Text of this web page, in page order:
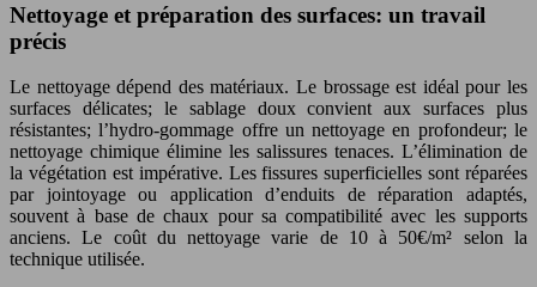
Nettoyage et préparation des surfaces: un travail
précis
Le nettoyage dépend des matériaux. Le brossage est idéal pour les
surfaces délicates; le sablage doux convient aux surfaces plus
résistantes; l’hydro-gommage offre un nettoyage en profondeur; le
nettoyage chimique élimine les salissures tenaces. L’élimination de
la végétation est impérative. Les fissures superficielles sont réparées
par jointoyage ou application d’enduits de réparation adaptés,
souvent à base de chaux pour sa compatibilité avec les supports
anciens. Le coût du nettoyage varie de 10 à 50€/m² selon la
technique utilisée.